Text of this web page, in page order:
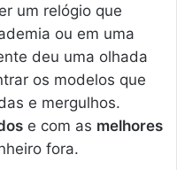
um relógio que
ou em uma
deu uma olhada
os modelos que
e mergulhos.
e com as melhores
fora.